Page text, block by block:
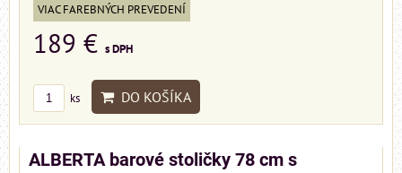
VIAC FAREBNÝCH PREVEDENÍ
189 € s DPH
ks DO KOŠÍKA
ALBERTA barové stoličky 78 cm s